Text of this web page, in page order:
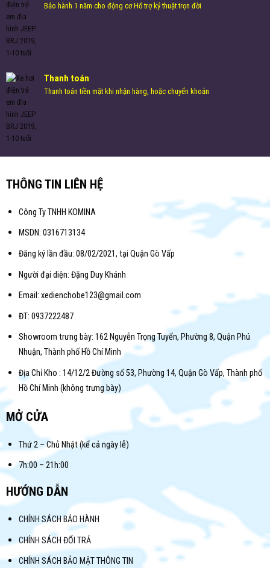
Bảo hành 1 năm cho động cơ Hổ trợ kỷ thuật trọn đời
Thanh toán
Thanh toán tiền mặt khi nhận hàng, hoặc chuyển khoản
THÔNG TIN LIÊN HỆ
Công Ty TNHH KOMINA
MSDN: 0316713134
Đăng ký lần đầu: 08/02/2021, tại Quận Gò Vấp
Người đại diện: Đặng Duy Khánh
Email: xedienchobe123@gmail.com
ĐT: 0937222487
Showroom trưng bày: 162 Nguyễn Trọng Tuyển, Phường 8, Quận Phú
Nhuận, Thành phố Hồ Chí Minh
Địa Chỉ Kho : 14/12/2 Đường số 53, Phường 14, Quận Gò Vấp, Thành phố
Hồ Chí Minh (không trưng bày)
MỞ CỬA
Thứ 2 – Chủ Nhật (kể cả ngày lễ)
7h:00 – 21h:00
HƯỚNG DẪN
CHÍNH SÁCH BẢO HÀNH
CHÍNH SÁCH ĐỔI TRẢ
CHÍNH SÁCH BẢO MẬT THÔNG TIN